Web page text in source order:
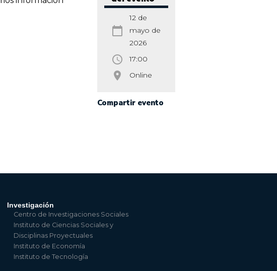
calendar_today
12 de
mayo de
2026
access_time 17:00
room Online
Compartir evento
Investigación
Centro de Investigaciones Sociales
Instituto de Ciencias Sociales y
Disciplinas Proyectuales
Instituto de Economía
Instituto de Tecnología